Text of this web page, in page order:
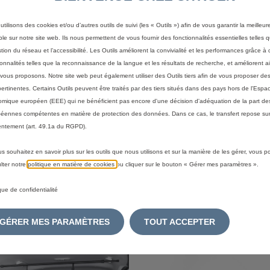
ET
au panier
Code 1628560880
SUPPORT EXTINCTEUR
is
16,24
updated
to:
Ajouter au panier
des cookies et/ou d’autres outils de suivi (les « Outils ») afin de vous garantir la
sur notre site web. Ils nous permettent de vous fournir des fonctionnalités essentielles telles
du réseau et l’accessibilité. Les Outils améliorent la convivialité et les performances grâce à
telles que la reconnaissance de la langue et les résultats de recherche, et améliorent
proposons. Notre site web peut également utiliser des Outils tiers afin de vous proposer
Certains Outils peuvent être traités par des tiers situés dans des pays hors de
européen (EEE) qui ne bénéficient pas encore d'une décision d'adéquation de la part
compétentes en matière de protection des données. Dans ce cas, le transfert repose
(art. 49.1a du RGPD).
souhaitez en savoir plus sur les outils que nous utilisons et sur la manière de les gérer, vous
notre politique en matière de cookies ou cliquer sur le bouton « Gérer mes paramètres ».
de confidentialité
GÉRER MES PARAMÈTRES TOUT ACCEPTER